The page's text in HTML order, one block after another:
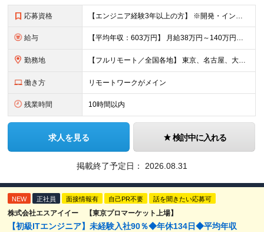
応募資格 【エンジニア経験3年以上の方】 ※開発・インフラ・工程・言語一切不問 ※文理・学歴不問 【歓迎条件】 ◆Python実務経験がある方 ◆LLM・生成AIを使った開発経験がある方 ◆要件定義・顧客折衝
給与 【平均年収：603万円】 月給38万円～140万円＋諸手当（経験者） 【平均年収603万円】 ※案件の契約内容や昇給額などはすべて開示します。 ※経験や能力を考慮し決定します。 ※月給には固定残業
勤務地 【フルリモート／全国各地】 東京、名古屋、大阪、福岡を中心とした全国のプロジェクトにアサイン。 ※プロジェクトは完全選択制です。 ※フルリモート、ハイブリッド型、常駐案件から自由に選択可能です。 ※転
働き方 リモートワークがメイン
残業時間 10時間以内
求人を見る 検討中に入れる
掲載終了予定日： 2026.08.31
NEW 正社員 面接情報有 自己PR不要 話を聞きたい応募可
株式会社エスアイイー 【東京プロマーケット上場】
【初級ITエンジニア】未経験入社90％◆年休134日◆平均年収